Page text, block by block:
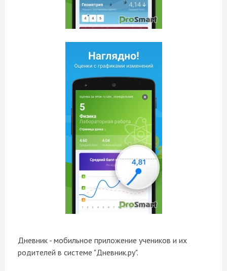
Дневник - мобильное приложение учеников и их
родителей в системе "Дневник.ру".